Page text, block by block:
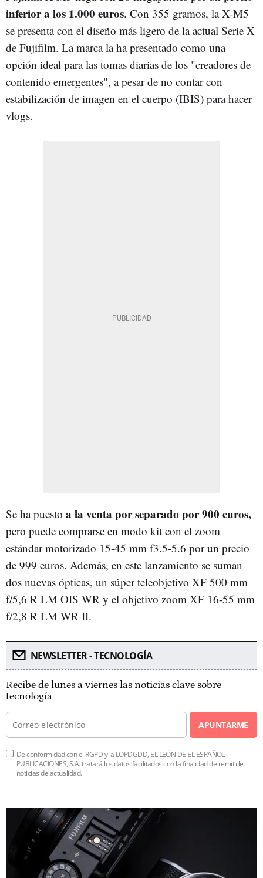
inferior a los 1.000 euros. Con 355 gramos, la X-M5
se presenta con el diseño más ligero de la actual Serie X
de Fujifilm. La marca la ha presentado como una
opción ideal para las tomas diarias de los "creadores de
contenido emergentes", a pesar de no contar con
estabilización de imagen en el cuerpo (IBIS) para hacer
vlogs.
Se ha puesto a la venta por separado por 900 euros,
pero puede comprarse en modo kit con el zoom
estándar motorizado 15-45 mm f3.5-5.6 por un precio
de 999 euros. Además, en este lanzamiento se suman
dos nuevas ópticas, un súper teleobjetivo XF 500 mm
f/5,6 R LM OIS WR y el objetivo zoom XF 16-55 mm
f/2,8 R LM WR II.
NEWSLETTER - TECNOLOGÍA
Recibe de lunes a viernes las noticias clave sobre
tecnología
APUNTARME
De conformidad con el RGPD y la LOPDGDD, EL LEÓN DE EL ESPAÑOL
PUBLICACIONES, S.A. tratará los datos facilitados con la finalidad de remitirle
noticias de actualidad.